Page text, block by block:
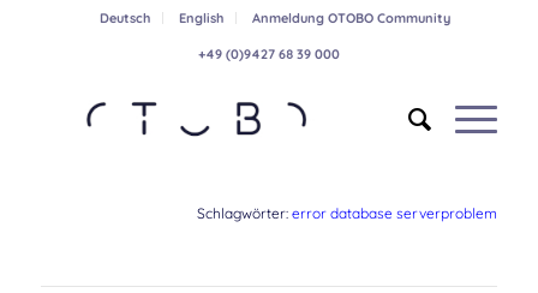
Deutsch English Anmeldung OTOBO Community
+49 (0)9427 68 39 000
Schlagwörter:error database serverproblem